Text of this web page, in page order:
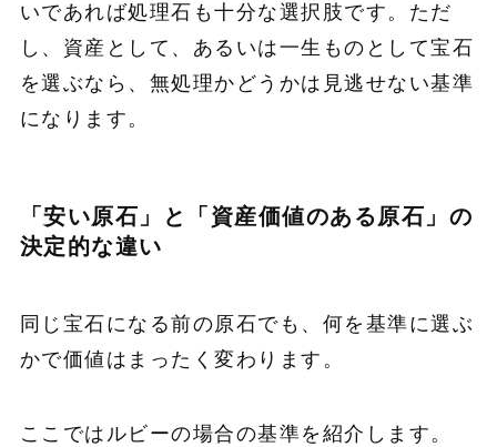
いであれば処理石も十分な選択肢です。ただ
し、資産として、あるいは一生ものとして宝石
を選ぶなら、無処理かどうかは見逃せない基準
になります。
「安い原石」と「資産価値のある原石」の
決定的な違い
同じ宝石になる前の原石でも、何を基準に選ぶ
かで価値はまったく変わります。
ここではルビーの場合の基準を紹介します。